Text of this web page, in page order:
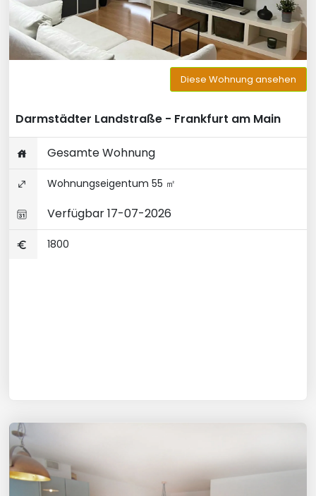
Diese Wohnung ansehen
Darmstädter Landstraße - Frankfurt am Main
Gesamte Wohnung
Wohnungseigentum 55 ㎡
Verfügbar 17-07-2026
1800